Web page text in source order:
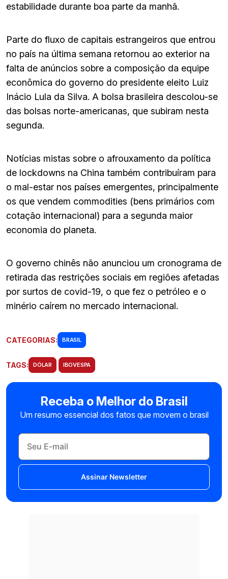
estabilidade durante boa parte da manhã.
Parte do fluxo de capitais estrangeiros que entrou
no país na última semana retornou ao exterior na
falta de anúncios sobre a composição da equipe
econômica do governo do presidente eleito Luiz
Inácio Lula da Silva. A bolsa brasileira descolou-se
das bolsas norte-americanas, que subiram nesta
segunda.
Notícias mistas sobre o afrouxamento da política
de lockdowns na China também contribuíram para
o mal-estar nos países emergentes, principalmente
os que vendem commodities (bens primários com
cotação internacional) para a segunda maior
economia do planeta.
O governo chinês não anunciou um cronograma de
retirada das restrições sociais em regiões afetadas
por surtos de covid-19, o que fez o petróleo e o
minério caírem no mercado internacional.
CATEGORIAS: BRASIL
TAGS: DÓLAR IBOVESPA
Receba o Melhor do Brasil
Um resumo essencial dos fatos que movem o brasil
Assinar Newsletter